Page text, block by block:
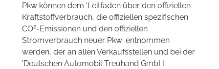
Pkw können dem 'Leitfaden über den offiziellen
Kraftstoffverbrauch, die offiziellen spezifischen
CO2-Emissionen und den offiziellen
Stromverbrauch neuer Pkw' entnommen
werden, der an allen Verkaufsstellen und bei der
'Deutschen Automobil Treuhand GmbH'